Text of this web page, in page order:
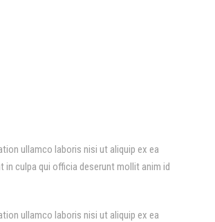
ullamco laboris nisi ut aliquip ex ea
culpa qui officia deserunt mollit anim id
ullamco laboris nisi ut aliquip ex ea